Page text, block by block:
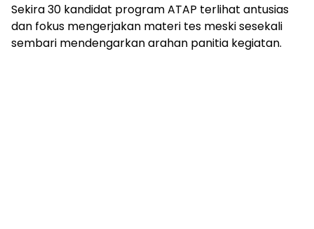
‎Sekira 30 kandidat program ATAP terlihat antusias
dan fokus mengerjakan materi tes meski sesekali
sembari mendengarkan arahan panitia kegiatan.